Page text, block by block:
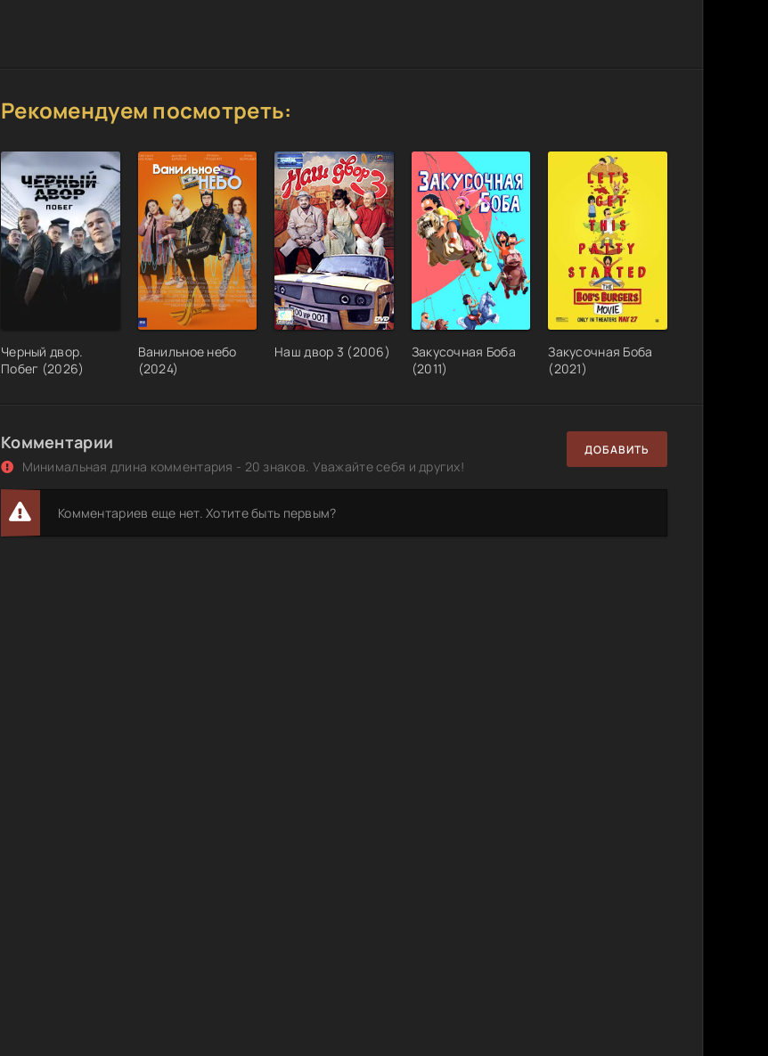
Рекомендуем посмотреть:
Черный двор.
Побег (2026)
Ванильное небо
(2024)
Наш двор 3 (2006)
Закусочная Боба
(2011)
Закусочная Боба
(2021)
Комментарии
Минимальная длина комментария - 20 знаков. Уважайте себя и других!
ДОБАВИТЬ
Комментариев еще нет. Хотите быть первым?